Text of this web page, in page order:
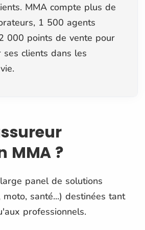
MMA compte plus de
1 500 agents
000 points de vente pour
ses clients dans les
MMA ?
panel de solutions
santé...) destinées tant
professionnels.